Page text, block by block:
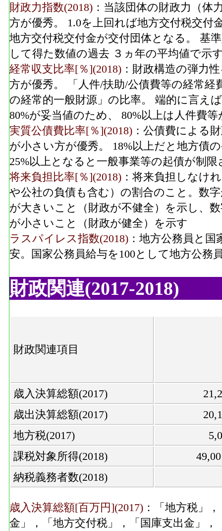
財政力指数(2018) ：当該団体の財政力（体
方が優秀。 1.0を上回れば地方交付税交付
地方交付税交付金が交付団体となる。 基
して得た数値の過去 ３ヵ年の平均値で示
経常収支比率[％](2018) ：財政構造の弾力
方が優秀。 「人件/扶助/公債費等の経常経
の経常的一般財源」の比率。 端的に言え
80%が妥当値のため、 80%以上は人件費
実質公債費比率[％](2018) ：公債費による
が小さい方が優秀。 18%以上だと地方債
25%以上となると一般事業等の起債が制限
将来負担比率[％](2018) ：将来負担しなけ
や公社の負債も含む）の割合のこと。数
が大きいこと（財政が不健全）を示し、
が小さいこと（財政が健全）を示す
ラスパイレス指数(2018) ：地方公務員と
安。国家公務員給与を100として地方公務
財政関連(2017-2018)
財政関連項目
歳入決算総額(2017)
歳出決算総額(2017)
地方税(2017)
課税対象所得(2018)
納税義務者数(2018)
歳入決算総額[百万円](2017) ：「地方税」
金」，「地方交付税」，「国庫支出金」